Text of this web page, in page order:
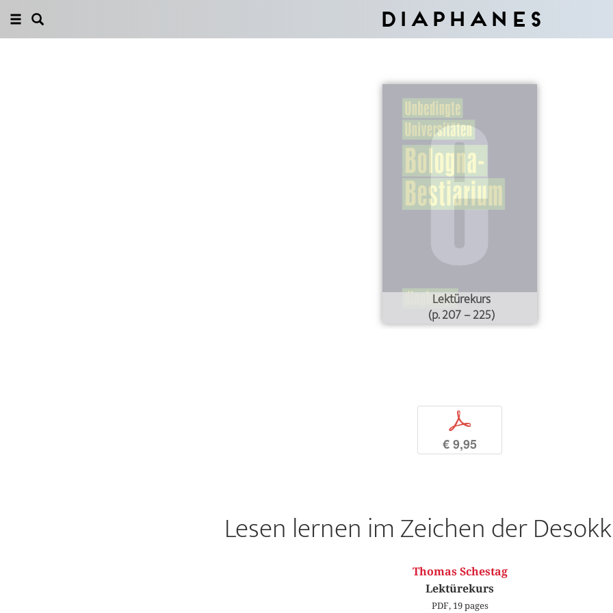
Diaphanes
Lektürekurs
(p. 207 – 225)
p
€ 9,95
Lesen lernen im Zeichen der
Thomas Schestag
Lektürekurs
PDF, 19 pages